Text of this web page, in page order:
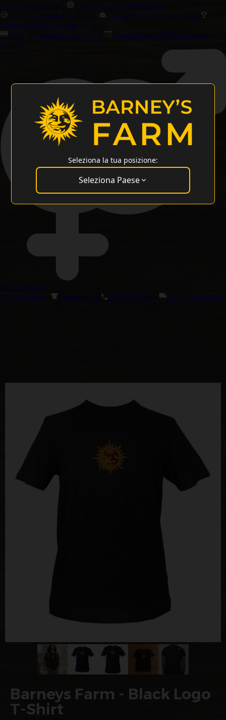
Cannabis Alto THC
Collezione Alto Rendimento
Semi di Cannabis Chill Out
Semi di Cannabis Alto CBD
Vincitori Della Cannabis Cup
Semi di Cannabis Amsterdam
Cannabis con Miglior Gusto e
Aroma
Semi Regolari
Offerte speciali
Merchandise Servizio Clienti Login Distributori
Barneys Farm - Black Logo
T-Shirt
Seleziona la tua posizione:
Seleziona Paese